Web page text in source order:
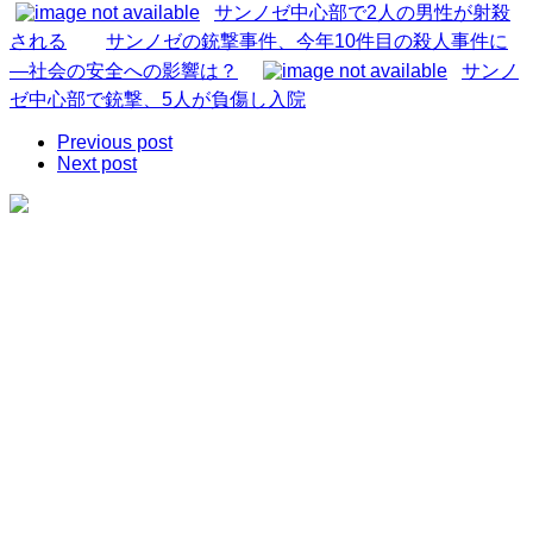
サンノゼ中心部で2人の男性が射殺
される
サンノゼの銃撃事件、今年10件目の殺人事件に
―社会の安全への影響は？
サンノ
ゼ中心部で銃撃、5人が負傷し入院
Previous post
Next post